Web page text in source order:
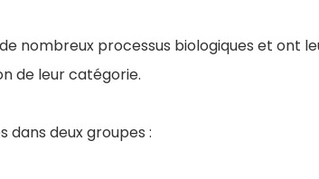
nombreux processus biologiques et ont
de leur catégorie.
dans deux groupes :